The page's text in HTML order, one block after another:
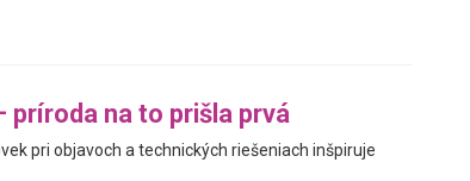
príroda na to prišla prvá
pri objavoch a technických riešeniach inšpiruje